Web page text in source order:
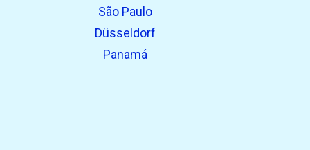
São Paulo
Düsseldorf
Panamá